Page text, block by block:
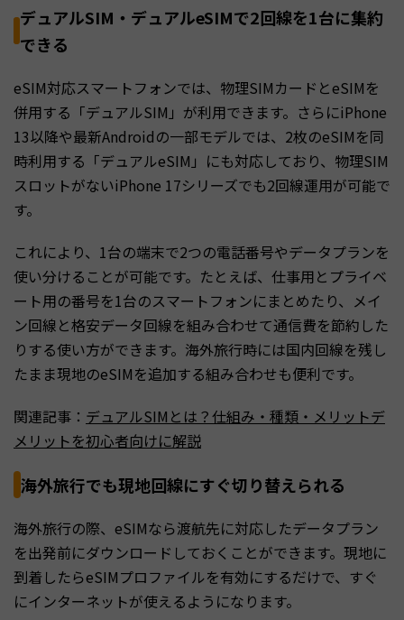
デュアルSIM・デュアルeSIMで2回線を1台に集約
できる
eSIM対応スマートフォンでは、物理SIMカードとeSIMを
併用する「デュアルSIM」が利用できます。さらにiPhone
13以降や最新Androidの一部モデルでは、2枚のeSIMを同
時利用する「デュアルeSIM」にも対応しており、物理SIM
スロットがないiPhone 17シリーズでも2回線運用が可能で
す。
これにより、1台の端末で2つの電話番号やデータプランを
使い分けることが可能です。たとえば、仕事用とプライベ
ート用の番号を1台のスマートフォンにまとめたり、メイ
ン回線と格安データ回線を組み合わせて通信費を節約した
りする使い方ができます。海外旅行時には国内回線を残し
たまま現地のeSIMを追加する組み合わせも便利です。
関連記事： デュアルSIMとは？仕組み・種類・メリットデ
メリットを初心者向けに解説
海外旅行でも現地回線にすぐ切り替えられる
海外旅行の際、eSIMなら渡航先に対応したデータプラン
を出発前にダウンロードしておくことができます。現地に
到着したらeSIMプロファイルを有効にするだけで、すぐ
にインターネットが使えるようになります。